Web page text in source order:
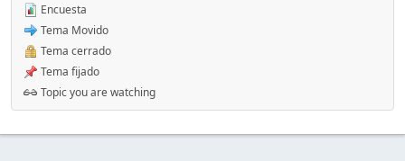
Encuesta
Tema Movido
Tema cerrado
Tema fijado
Topic you are watching